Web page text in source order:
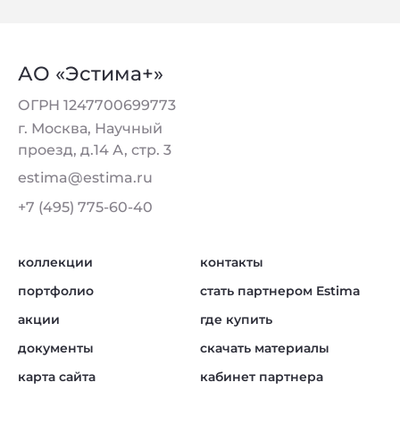
АО «Эстима+»
ОГРН 1247700699773
г. Москва, Научный
проезд, д.14 А, стр. 3
estima@estima.ru
+7 (495) 775-60-40
коллекции
портфолио
акции
документы
карта сайта
контакты
стать партнером Estima
где купить
скачать материалы
кабинет партнера